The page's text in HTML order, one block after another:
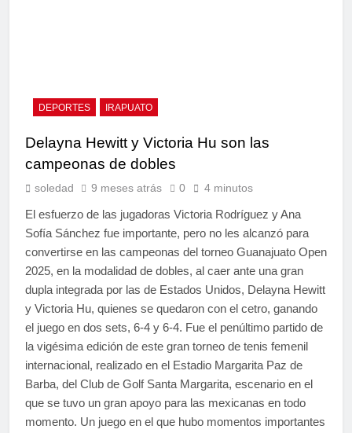
DEPORTES IRAPUATO
Delayna Hewitt y Victoria Hu son las
campeonas de dobles
soledad 9 meses atrás 0 4 minutos
El esfuerzo de las jugadoras Victoria Rodríguez y Ana
Sofía Sánchez fue importante, pero no les alcanzó para
convertirse en las campeonas del torneo Guanajuato Open
2025, en la modalidad de dobles, al caer ante una gran
dupla integrada por las de Estados Unidos, Delayna Hewitt
y Victoria Hu, quienes se quedaron con el cetro, ganando
el juego en dos sets, 6-4 y 6-4. Fue el penúltimo partido de
la vigésima edición de este gran torneo de tenis femenil
internacional, realizado en el Estadio Margarita Paz de
Barba, del Club de Golf Santa Margarita, escenario en el
que se tuvo un gran apoyo para las mexicanas en todo
momento. Un juego en el que hubo momentos importantes